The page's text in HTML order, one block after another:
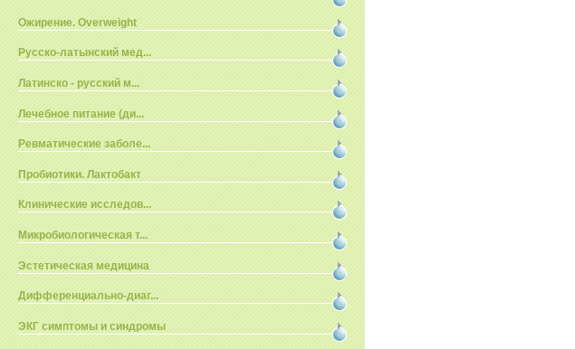
Ожирение. Overweight
Русско-латынский мед...
Латинско - русский м...
Лечебное питание (ди...
Ревматические заболе...
Пробиотики. Лактобакт
Клинические исследов...
Микробиологическая т...
Эстетическая медицина
Дифференциально-диаг...
ЭКГ симптомы и синдромы